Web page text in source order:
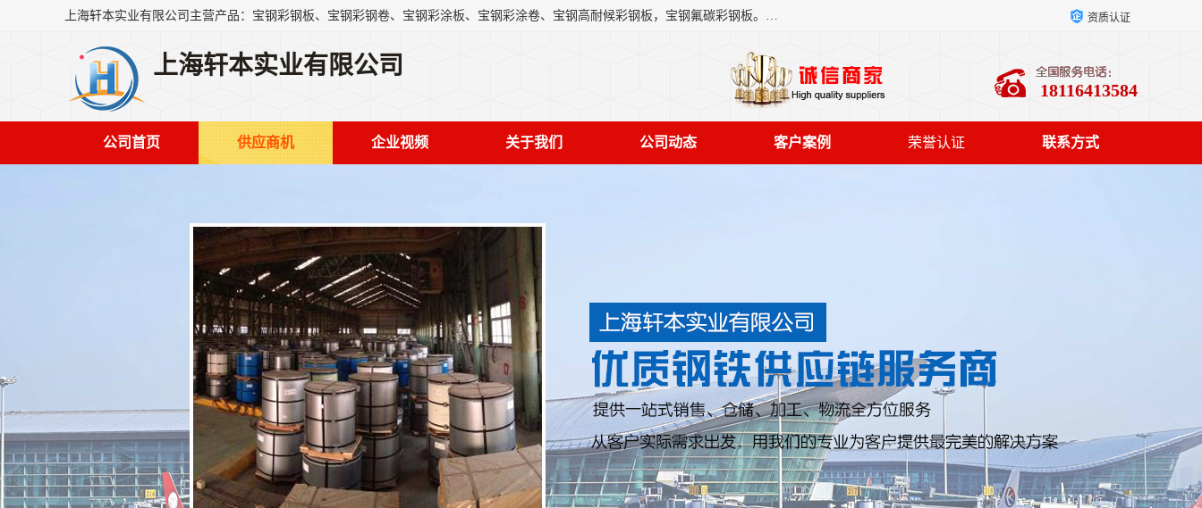
上海轩本实业有限公司主营产品：宝钢彩钢板、宝钢彩钢卷、宝钢彩涂板、宝钢彩涂卷、宝钢高耐候彩钢板，宝钢氟碳彩钢板。是一家集钢铁贸易，物流、加工为一体的产业全配套公司。 资质认证
上海轩本实业有限公司
18116413584
公司首页 供应商机 企业视频 关于我们 公司动态 客户案例 荣誉认证 联系方式